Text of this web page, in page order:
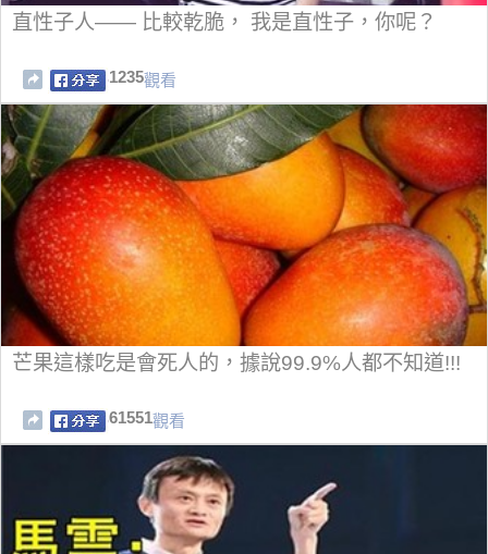
直性子人―― 比較乾脆， 我是直性子，你呢？
1235觀看
芒果這樣吃是會死人的，據說99.9%人都不知道!!!
61551觀看